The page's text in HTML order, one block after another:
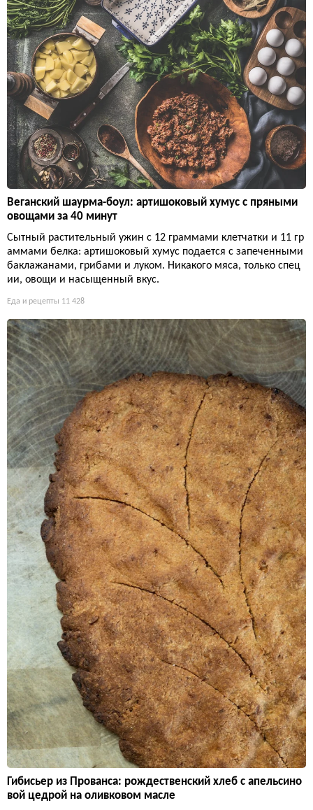
Веганский шаурма-боул: артишоковый хумус с пряными
овощами за 40 минут
Сытный растительный ужин с 12 граммами клетчатки и 11 гр
аммами белка: артишоковый хумус подается с запеченными
баклажанами, грибами и луком. Никакого мяса, только спец
ии, овощи и насыщенный вкус.
Еда и рецепты 11 428
Гибисьер из Прованса: рождественский хлеб с апельсино
вой цедрой на оливковом масле